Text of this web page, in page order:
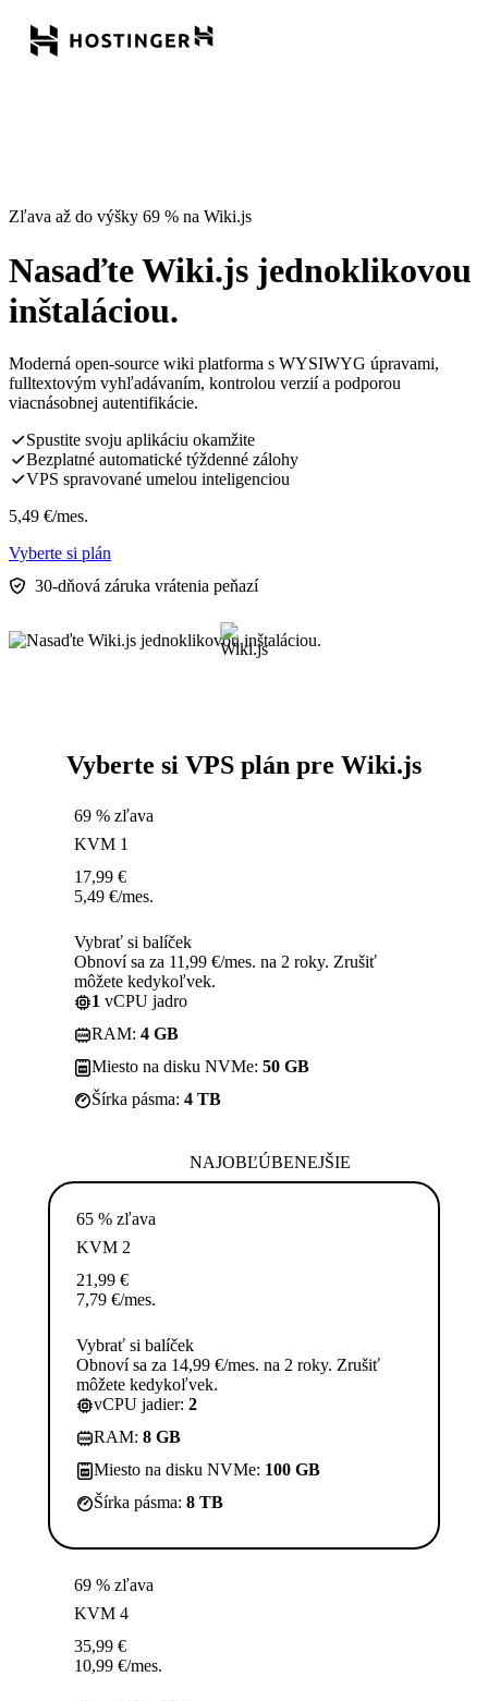
Zľava až do výšky 69 % na Wiki.js
Nasaďte Wiki.js jednoklikovou
inštaláciou.
Moderná open-source wiki platforma s WYSIWYG úpravami,
fulltextovým vyhľadávaním, kontrolou verzií a podporou
viacnásobnej autentifikácie.
Spustite svoju aplikáciu okamžite
Bezplatné automatické týždenné zálohy
VPS spravované umelou inteligenciou
5,49 €/mes.
Vyberte si plán
30-dňová záruka vrátenia peňazí
Vyberte si VPS plán pre Wiki.js
69 % zľava
KVM 1
17,99 €
5,49 €/mes.
Vybrať si balíček
Obnoví sa za 11,99 €/mes. na 2 roky. Zrušiť
môžete kedykoľvek.
1 vCPU jadro
RAM: 4 GB
Miesto na disku NVMe: 50 GB
Šírka pásma: 4 TB
NAJOBĽÚBENEJŠIE
65 % zľava
KVM 2
21,99 €
7,79 €/mes.
Vybrať si balíček
Obnoví sa za 14,99 €/mes. na 2 roky. Zrušiť
môžete kedykoľvek.
vCPU jadier: 2
RAM: 8 GB
Miesto na disku NVMe: 100 GB
Šírka pásma: 8 TB
69 % zľava
KVM 4
35,99 €
10,99 €/mes.